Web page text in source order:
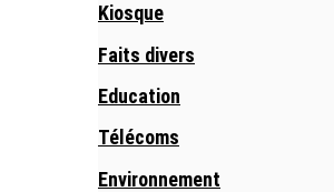
Kiosque
Faits divers
Education
Télécoms
Environnement